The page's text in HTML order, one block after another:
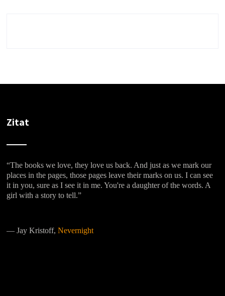
Zitat
“The books we love, they love us back. And just as we mark our
places in the pages, those pages leave their marks on us. I can see
it in you, sure as I see it in me. You're a daughter of the words. A
girl with a story to tell.”
―Jay Kristoff,Nevernight